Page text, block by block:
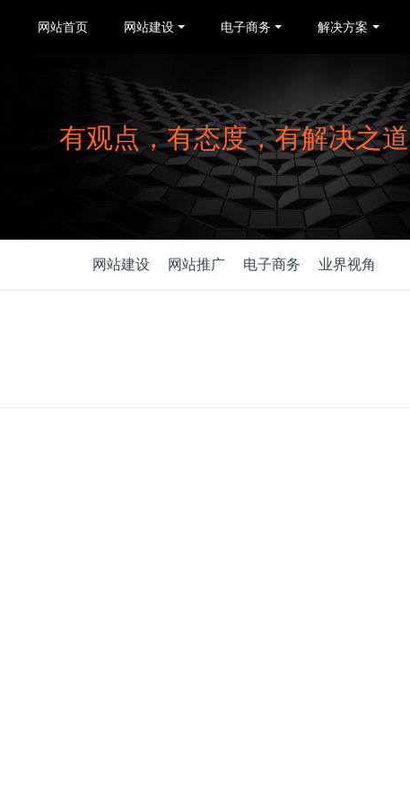
网站首页 网站建设 电子商务 解决方案
有观点，有态度，有解决之道
网站建设 网站推广 电子商务 业界视角